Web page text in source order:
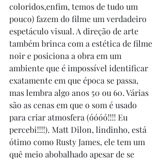
coloridos,enfim, temos de tudo um
pouco) fazem do filme um verdadeiro
espetáculo visual. A direção de arte
também brinca com a estética de filme
noir e posiciona a obra em um
ambiente que é impossível identificar
exatamente em que época se passa,
mas lembra algo anos 50 ou 60. Várias
são as cenas em que o som é usado
para criar atmosfera (óóóó!!!! Eu
percebi!!!!). Matt Dilon, lindinho, está
ótimo como Rusty James, ele tem um
quê meio abobalhado apesar de se